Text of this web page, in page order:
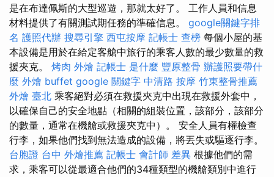
是在布達佩斯的大型巡遊，那就太好了。 工作人員和信息
材料提供了有關測試期任務的準確信息。 google關鍵字排
名 護照代辦 搜尋引擎 西屯按摩 記帳士 查榜 每個小屋的基
本設備是用於在給定客艙中旅行的乘客人數的最少數量的救
援夾克。 烤肉 外燴 記帳士 是什麼 豐原整骨 辦護照要帶什
麼 外燴 buffet google 關鍵字 中清路 按摩 竹東整骨推薦
外燴 臺北 乘客絕對必須在救援夾克中出現在救援外套中，
以確保自己的安全地點（相關的組裝位置，該部分，該部分
的數量，通常在機艙或救援夾克中）。 安全人員有權檢查
行李，如果他們找到無法造成的設備，將丟失或驅逐行李。
台胞證 台中 外燴推薦 記帳士 會計師 差異 根據他們的需
求，乘客可以從最適合他們的34種類型的機艙類別中進行